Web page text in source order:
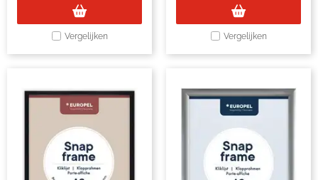
Vergelijken Vergelijken